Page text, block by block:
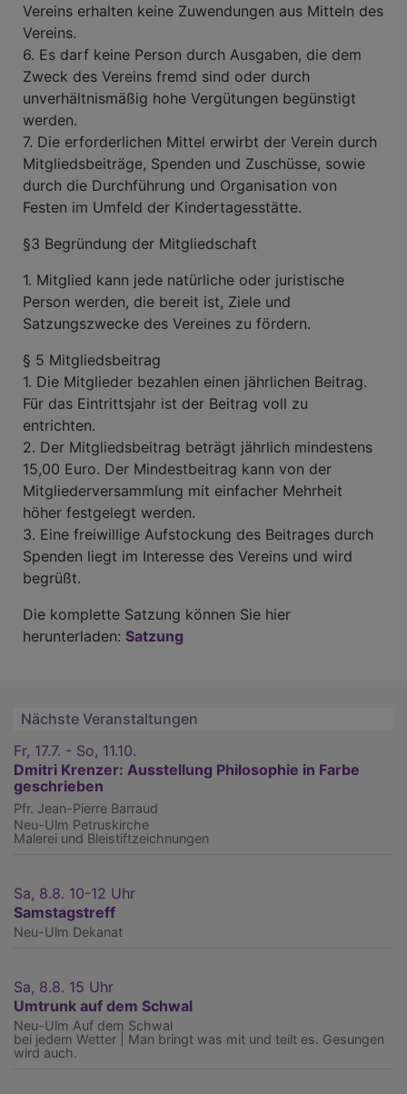
Vereins erhalten keine Zuwendungen aus Mitteln des
Vereins.
6. Es darf keine Person durch Ausgaben, die dem
Zweck des Vereins fremd sind oder durch
unverhältnismäßig hohe Vergütungen begünstigt
werden.
7. Die erforderlichen Mittel erwirbt der Verein durch
Mitgliedsbeiträge, Spenden und Zuschüsse, sowie
durch die Durchführung und Organisation von
Festen im Umfeld der Kindertagesstätte.
§3 Begründung der Mitgliedschaft
1. Mitglied kann jede natürliche oder juristische
Person werden, die bereit ist, Ziele und
Satzungszwecke des Vereines zu fördern.
§ 5 Mitgliedsbeitrag
1. Die Mitglieder bezahlen einen jährlichen Beitrag.
Für das Eintrittsjahr ist der Beitrag voll zu
entrichten.
2. Der Mitgliedsbeitrag beträgt jährlich mindestens
15,00 Euro. Der Mindestbeitrag kann von der
Mitgliederversammlung mit einfacher Mehrheit
höher festgelegt werden.
3. Eine freiwillige Aufstockung des Beitrages durch
Spenden liegt im Interesse des Vereins und wird
begrüßt.
Die komplette Satzung können Sie hier
herunterladen: Satzung
Nächste Veranstaltungen
Fr, 17.7. - So, 11.10.
Dmitri Krenzer: Ausstellung Philosophie in Farbe
geschrieben
Pfr. Jean-Pierre Barraud
Neu-Ulm Petruskirche
Malerei und Bleistiftzeichnungen
Sa, 8.8. 10-12 Uhr
Samstagstreff
Neu-Ulm Dekanat
Sa, 8.8. 15 Uhr
Umtrunk auf dem Schwal
Neu-Ulm Auf dem Schwal
bei jedem Wetter | Man bringt was mit und teilt es. Gesungen
wird auch.